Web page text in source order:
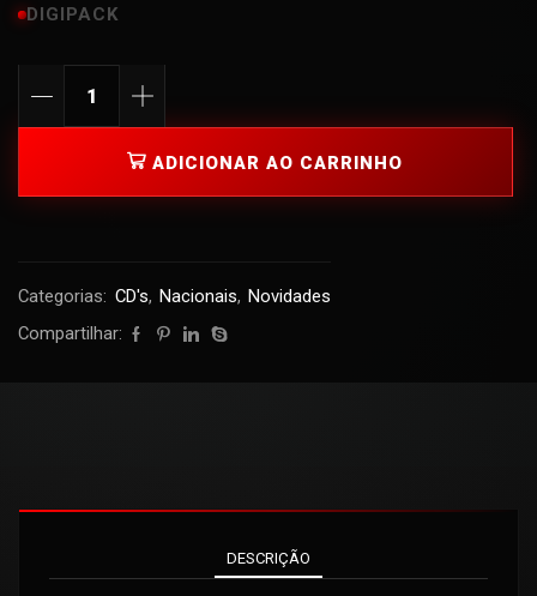
DIGIPACK
ADICIONAR AO CARRINHO
Categorias: CD's, Nacionais, Novidades
Compartilhar:
DESCRIÇÃO